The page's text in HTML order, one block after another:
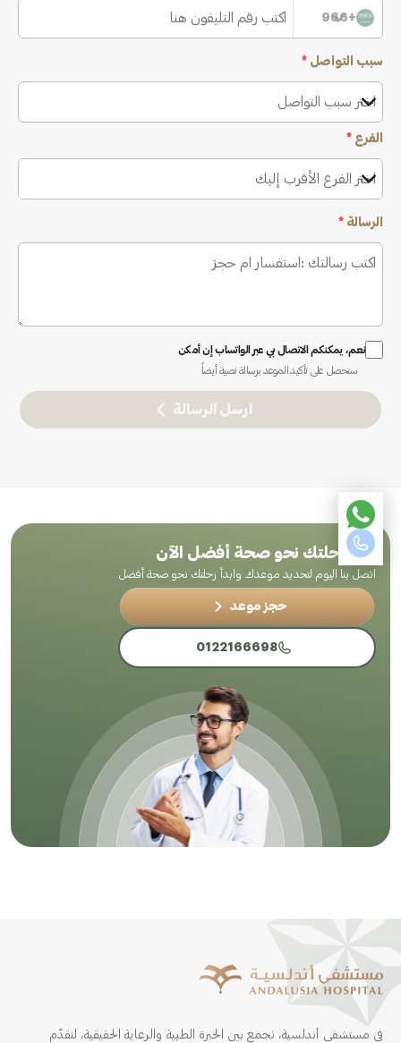
+966
سبب التواصل *
اختر سبب التواصل
الفرع *
اختر الفرع الأقرب إليك
الرسالة *
نعم، يمكنكم الاتصال بي عبر الواتساب إن أمكن
ستحصل على تأكيد الموعد برسالة نصية أيضاً
ارسل الرسالة
ابدأ رحلتك نحو صحة أفضل الآن
اتصل بنا اليوم لتحديد موعدك وابدأ رحلتك نحو صحة أفضل
حجز موعد
0122166698
في مستشفى أندلسية، نجمع بين الخبرة الطبية والرعاية الحقيقية، لنقدّم